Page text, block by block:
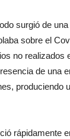
surgió de
sobre el
no realizados
de una
produciendo
rápidamente